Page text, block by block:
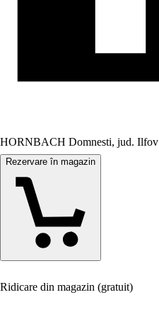
HORNBACH Domnesti, jud. Ilfov
Rezervare în magazin
Ridicare din magazin (gratuit)